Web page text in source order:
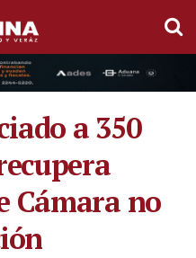
a 350
Cámara no